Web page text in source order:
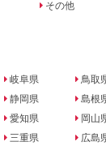
その他
岐阜県
静岡県
愛知県
三重県
鳥取
島根
岡山
広島